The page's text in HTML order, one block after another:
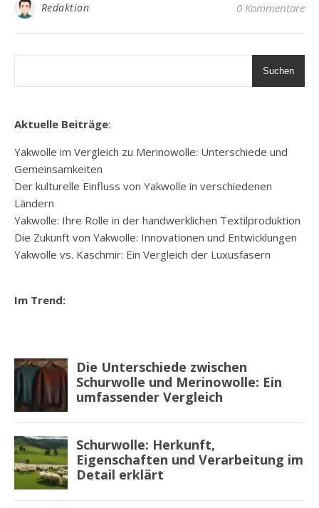
Redaktion 0 Kommentare
Suchen
Aktuelle Beiträge:
Yakwolle im Vergleich zu Merinowolle: Unterschiede und
Gemeinsamkeiten
Der kulturelle Einfluss von Yakwolle in verschiedenen
Ländern
Yakwolle: Ihre Rolle in der handwerklichen Textilproduktion
Die Zukunft von Yakwolle: Innovationen und Entwicklungen
Yakwolle vs. Kaschmir: Ein Vergleich der Luxusfasern
Im Trend: